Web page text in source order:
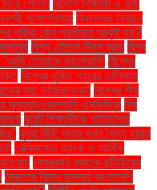
দিয়ে গেলেন বিদেশি শিক্ষার্থী ও কর্মী
গঙ্গোপাধ্যায় বিধানসভা নির্বাচন
নারীরা কেন পরকীয়ায় আকৃষ্ট হয়?
মন্তব্য বিশ্ব এইডস দিবস আজ বিশ্ব
'আমি তোমাকে ভালোবাসি' বিশ্বের
বিশ্বের দূষিত শহরের তালিকায়
মহা ভাজিরালংকর্ন বিশ্বের শীর্ষ
মূল্যবান কোম্পানি এনভিডিয়া বিষ
বুয়েট শিক্ষার্থীকে গাড়িচাপার
বুশরা বিবি: দাবায় যখন সৈন্য হারায়
বেক্সিমকোর ব্যাংক ও আর্থিক
বেসরকারি ব্যাংকে ছাঁটাইয়ের
বৈরুতের বিমান হামলায় বাংলাদেশি